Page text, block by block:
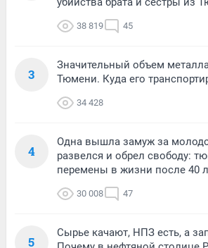
38 819 45
3
Значительный объем
Тюмени. Куда его
34 428
4
Одна вышла замуж за
развелся и обрел свободу:
перемены в жизни после 40
30 008 47
5
Сырье качают, НПЗ есть, а